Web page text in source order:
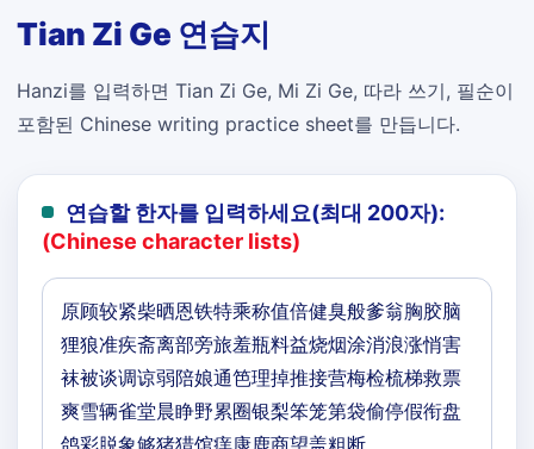
Tian Zi Ge 연습지
Hanzi를 입력하면 Tian Zi Ge, Mi Zi Ge, 따라 쓰기, 필순이
포함된 Chinese writing practice sheet를 만듭니다.
연습할 한자를 입력하세요(최대 200자):
(Chinese character lists)